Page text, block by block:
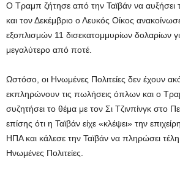
Ο Τραμπ ζήτησε από την Ταϊβάν να αυξήσει
και τον Δεκέμβριο ο Λευκός Οίκος
εξοπλισμών 11 δισεκατομμυρίων δολαρίων
μεγαλύτερο από ποτέ.
Ωστόσο, οι Ηνωμένες Πολιτείες δεν έχουν
εκπληρώνουν τις πωλήσεις όπλων και ο
συζητήσει το θέμα με τον Σι Τζινπίνγκ στο
επίσης ότι η Ταϊβάν είχε «κλέψει» την
ΗΠΑ και κάλεσε την Ταϊβάν να πληρώσει
Ηνωμένες Πολιτείες.